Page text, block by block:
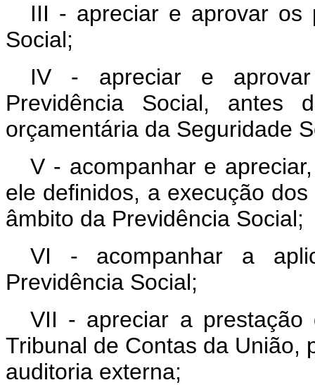
III - apreciar e aprovar os
Social;
IV - apreciar e aprovar
Previdência Social, antes
orçamentária da Seguridade
V - acompanhar e
ele definidos, a execução
âmbito da Previdência Social;
VI - acompanhar a
Previdência Social;
VII - apreciar a
Tribunal de Contas da União,
auditoria externa;